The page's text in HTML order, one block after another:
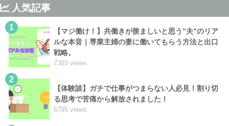
人気記事
1
【マジ働け！】共働きが羨ましいと思う”夫”のリア
ルな本音｜専業主婦の妻に働いてもらう方法と出口
戦略。
7383 views
2
【体験談】ガチで仕事がつまらない人必見！割り切
る思考で苦痛から解放されました！
6795 views